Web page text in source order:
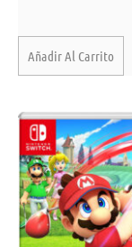
Añadir Al Carrito